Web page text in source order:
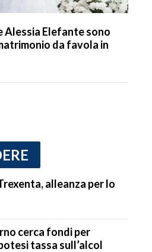
Alessia Elefante sono
da favola in
alleanza per lo
cerca fondi per
tassa sull’alcol